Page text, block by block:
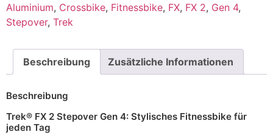
Aluminium, Crossbike, Fitnessbike, FX, FX 2, Gen 4,
Stepover, Trek
Beschreibung Zusätzliche Informationen
Beschreibung
Trek® FX 2 Stepover Gen 4: Stylisches Fitnessbike für
jeden Tag